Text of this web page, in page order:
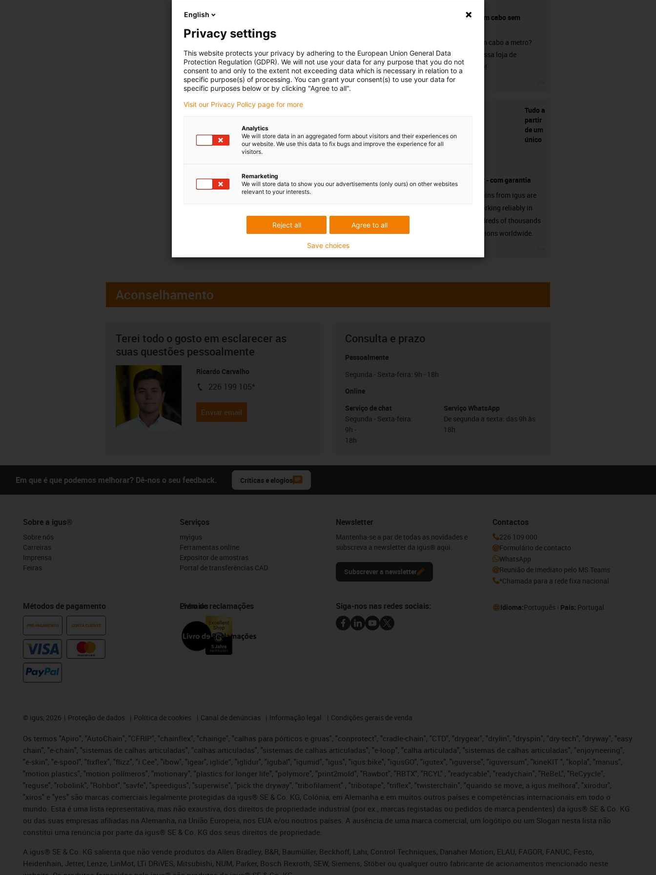
Comprar um cabo sem
Procura um cabo a metro?
Visite a nossa loja de
chainflex®!
Tudo a
partir
de um
único
fornecedor - com garantia
Energy chains from igus are
already working reliably in
many hundreds of thousands
of applications worldwide.
Aconselhamento
Terei todo o gosto em esclarecer as
suas questões pessoalmente
Ricardo Carvalho
igus-icon-phone
226 199 105*
Enviar email
Consulta e prazo
Pessoalmente
Segunda - Sexta-feira: 9h - 18h
Online
Serviço de chat
Segunda - Sexta-feira:
9h -
18h
Serviço WhatsApp
De segunda a sexta: das 9h às
18h
Em que é que podemos melhorar? Dê-nos o seu feedback. Críticas e elogios
Sobre a igus®
Sobre nós
Carreiras
Imprensa
Feiras
Métodos de pagamento
PRÉ-PAGAMENTO CONTA CLIENTE
Serviços
myigus
Ferramentas online
Expositor de amostras
Portal de transferências CAD
Prémios
Livro de reclamações
Newsletter
Mantenha-se a par de todas as novidades e
subscreva a newsletter da igus® aqui.
Subscrever a newsletter
Contactos
226 109 000
Formulário de contacto
WhatsApp
Reunião de imediato pelo MS Teams
*Chamada para a rede fixa nacional
Siga-nos nas redes sociais: Idioma:Português País: Portugal
© igus, 2026 Proteção de dados Política de cookies Canal de denúncias Informação legal Condições gerais de venda
Os termos "Apiro", "AutoChain", "CFRIP", "chainflex", "chainge", "calhas para pórticos e gruas", "conprotect", "cradle-chain", "CTD", "drygear", "drylin", "dryspin", "dry-tech", "dryway", "easy
chain", "e-chain", "sistemas de calhas articuladas", "calhas articuladas", "sistemas de calhas articuladas", "e-loop", "calha articulada", "sistemas de calhas articuladas", "enjoyneering",
"e-skin", "e-spool", "fixflex", "flizz", "i.Cee", "ibow", "igear", iglide”, "iglidur", "igubal", "igumid", "igus", "igus:bike", "igusGO", "igutex", "iguverse", "iguversum", "kineKIT ", "kopla", "manus",
"motion plastics", "motion polímeros", "motionary", "plastics for longer life", "polymore", "print2mold", "Rawbot", "RBTX", "RCYL" , "readycable", "readychain", "ReBeL", "ReCyycle",
"reguse", "robolink", "Rohbot", "savfe", "speedigus", "superwise", "pick the dryway", "tribofilament" , "tribotape", "triflex", "twisterchain", "quando se move, a igus melhora", "xirodur",
"xiros" e "yes" são marcas comerciais legalmente protegidas da igus® SE & Co. KG, Colónia, em Alemanha e em muitos outros países e competências internacionais em todo o
mundo. Esta é uma lista representativa, mas não exaustiva, dos direitos de propriedade industrial (por ex., marcas registadas ou pedidos de marca pendentes) da igus® SE & Co. KG
ou das suas empresas afiliadas na Alemanha, na União Europeia, nos EUA e/ou noutros países. A ausência de uma marca comercial, um logótipo ou um Slogan nesta lista não
constitui uma renúncia por parte da igus® SE & Co. KG dos seus direitos de propriedade.
A igus® SE & Co. KG salienta que não vende produtos da Allen Bradley, B&R, Baumüller, Beckhoff, Lahr, Control Techniques, Danaher Motion, ELAU, FAGOR, FANUC, Festo,
Heidenhain, Jetter, Lenze, LinMot, LTi DRiVES, Mitsubishi, NUM, Parker, Bosch Rexroth, SEW, Siemens, Stöber ou qualquer outro fabricante de acionamentos mencionado neste
English
Privacy settings
This website protects your privacy by adhering to the European Union General Data
Protection Regulation (GDPR). We will not use your data for any purpose that you do not
consent to and only to the extent not exceeding data which is necessary in relation to a
specific purpose(s) of processing. You can grant your consent(s) to use your data for
specific purposes below or by clicking "Agree to all".
Visit our Privacy Policy page for more
Analytics
We will store data in an aggregated form about visitors and their experiences on
our website. We use this data to fix bugs and improve the experience for all
visitors.
Remarketing
We will store data to show you our advertisements (only ours) on other websites
relevant to your interests.
Agree to all
Reject all
Save choices